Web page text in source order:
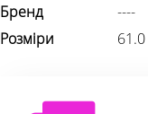
Бренд
----
Розміри